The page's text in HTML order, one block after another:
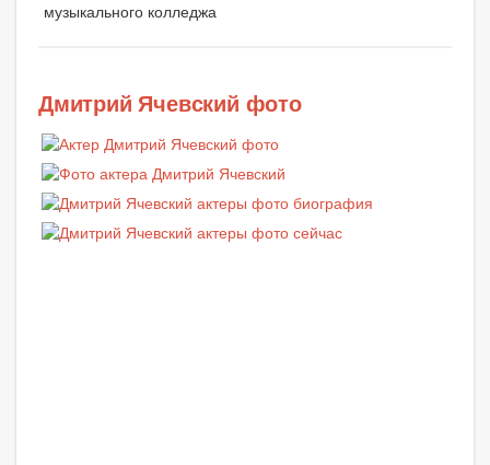
музыкального колледжа
Дмитрий Ячевский фото